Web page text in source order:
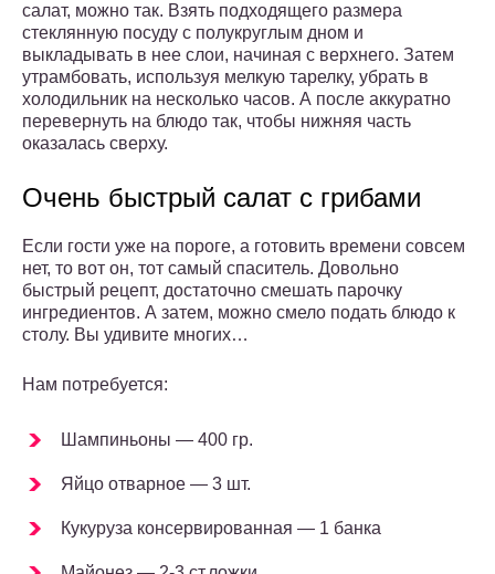
салат, можно так. Взять подходящего размера
стеклянную посуду с полукруглым дном и
выкладывать в нее слои, начиная с верхнего. Затем
утрамбовать, используя мелкую тарелку, убрать в
холодильник на несколько часов. А после аккуратно
перевернуть на блюдо так, чтобы нижняя часть
оказалась сверху.
Очень быстрый салат с грибами
Если гости уже на пороге, а готовить времени совсем
нет, то вот он, тот самый спаситель. Довольно
быстрый рецепт, достаточно смешать парочку
ингредиентов. А затем, можно смело подать блюдо к
столу. Вы удивите многих…
Нам потребуется:
Шампиньоны — 400 гр.
Яйцо отварное — 3 шт.
Кукуруза консервированная — 1 банка